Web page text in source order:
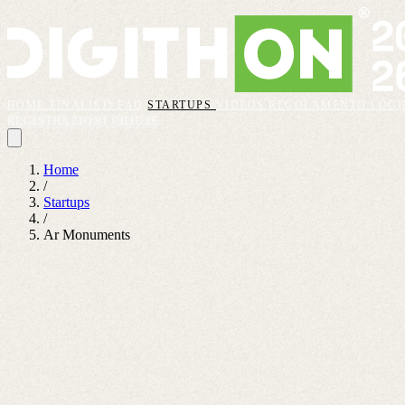
FAQSTARTUPS VIDEOS REGOLAMENTO
Home
/
Startups
/
Ar Monuments